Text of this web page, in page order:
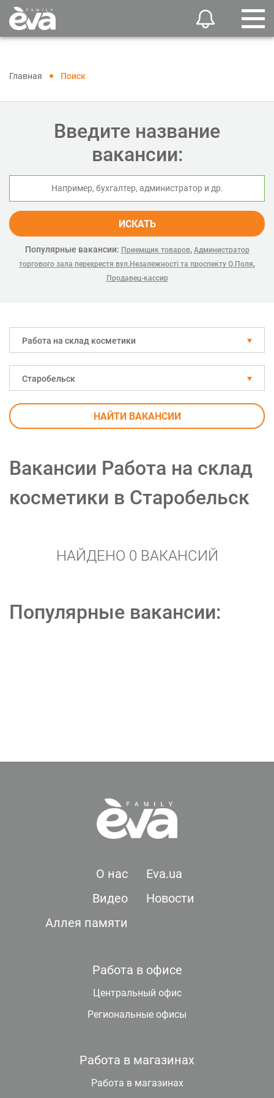
Главная Поиск
Введите название
вакансии:
ИСКАТЬ
Популярные вакансии: Приемщик товаров, Администратор
торгового зала перехрестя вул.Незалежності та проспекту О.Поля,
Продавец-кассир
Работа на склад косметики
Старобельск
НАЙТИ ВАКАНСИИ
Вакансии Работа на склад
косметики в Старобельск
НАЙДЕНО 0 ВАКАНСИЙ
Популярные вакансии:
О нас
Eva.ua
Видео
Новости
Аллея памяти
Работа в офисе
Центральный офис
Региональные офисы
Работа в магазинах
Работа в магазинах